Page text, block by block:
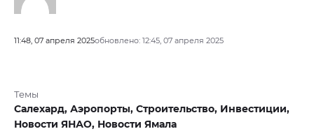
11:48, 07 апреля 2025обновлено: 12:45, 07 апреля 2025
Темы
Салехард, Аэропорты, Строительство, Инвестиции,
Новости ЯНАО, Новости Ямала